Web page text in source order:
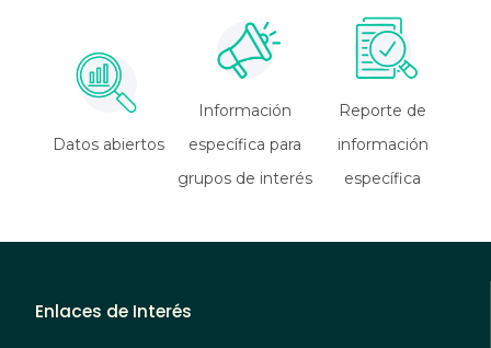
Datos abiertos
Información
específica para
grupos de interés
Reporte de
información
específica
Enlaces de Interés